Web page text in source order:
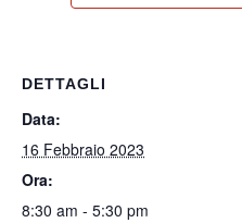
DETTAGLI
Data:
16 Febbraio 2023
Ora:
8:30 am - 5:30 pm